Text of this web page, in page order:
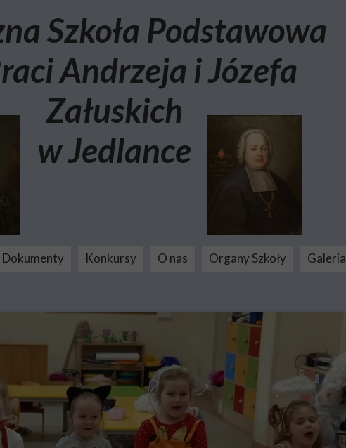
Dokumenty Konkursy O nas Organy Szkoły Galeria
Szkoła Podstawowa
Andrzeja i Józefa
Załuskich
w Jedlance